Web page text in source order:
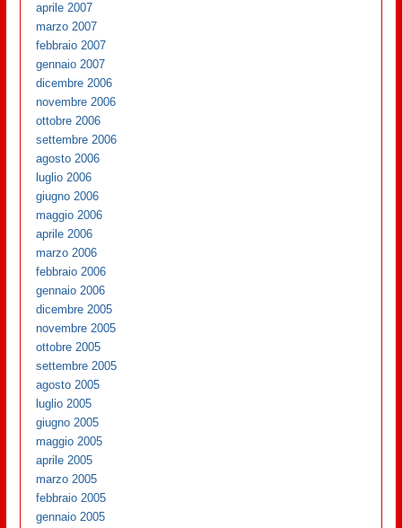
aprile 2007
marzo 2007
febbraio 2007
gennaio 2007
dicembre 2006
novembre 2006
ottobre 2006
settembre 2006
agosto 2006
luglio 2006
giugno 2006
maggio 2006
aprile 2006
marzo 2006
febbraio 2006
gennaio 2006
dicembre 2005
novembre 2005
ottobre 2005
settembre 2005
agosto 2005
luglio 2005
giugno 2005
maggio 2005
aprile 2005
marzo 2005
febbraio 2005
gennaio 2005